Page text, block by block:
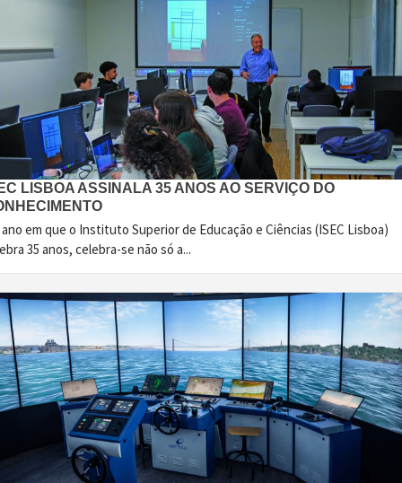
LISBOA ASSINALA 35 ANOS AO SERVIÇO DO
em que o Instituto Superior de Educação e Ciências (ISEC Lisboa)
35 anos, celebra-se não só a...